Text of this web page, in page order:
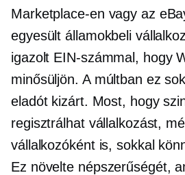
Marketplace-en vagy az
egyesült államokbeli
igazolt EIN-számmal, hogy
minősüljön. A múltban ez
eladót kizárt. Most, hogy
regisztrálhat vállalkozást,
vállalkozóként is, sokkal
Ez növelte népszerűségét,